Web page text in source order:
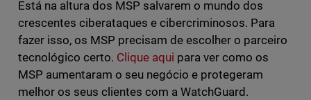
Está na altura dos MSP salvarem o mundo dos
crescentes ciberataques e cibercriminosos. Para
fazer isso, os MSP precisam de escolher o parceiro
tecnológico certo. Clique aqui para ver como os
MSP aumentaram o seu negócio e protegeram
melhor os seus clientes com a WatchGuard.